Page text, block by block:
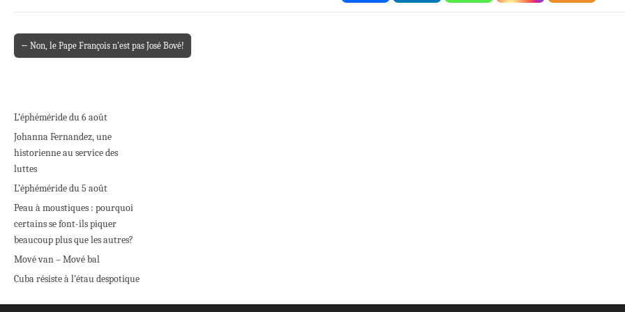
Post navigation
← Non, le Pape François n’est pas José Bové!
L’éphéméride du 6 août
Johanna Fernandez, une
historienne au service des
luttes
L’éphéméride du 5 août
Peau à moustiques : pourquoi
certains se font-ils piquer
beaucoup plus que les autres?
Mové van – Mové bal
Cuba résiste à l’étau despotique